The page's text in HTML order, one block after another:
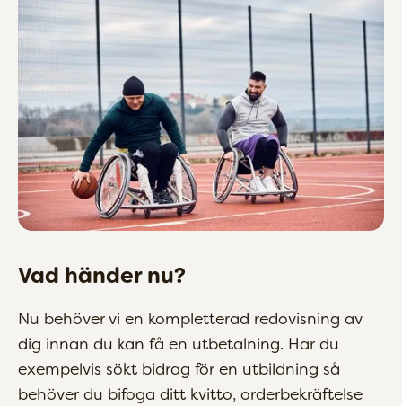
Vad händer nu?
Nu behöver vi en kompletterad redovisning av
dig innan du kan få en utbetalning. Har du
exempelvis sökt bidrag för en utbildning så
behöver du bifoga ditt kvitto, orderbekräftelse